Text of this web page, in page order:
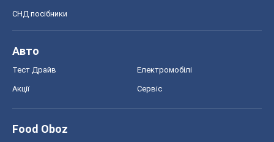
СНД посібники
Авто
Тест Драйв Електромобілі
Акції Сервіс
Food Oboz